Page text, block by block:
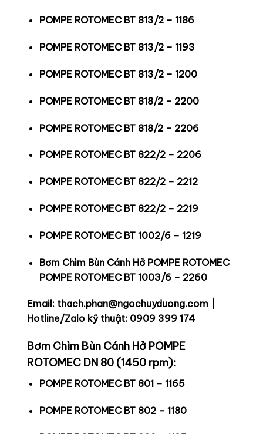
POMPE ROTOMEC BT 813/2 – 1186
POMPE ROTOMEC BT 813/2 – 1193
POMPE ROTOMEC BT 813/2 – 1200
POMPE ROTOMEC BT 818/2 – 2200
POMPE ROTOMEC BT 818/2 – 2206
POMPE ROTOMEC BT 822/2 – 2206
POMPE ROTOMEC BT 822/2 – 2212
POMPE ROTOMEC BT 822/2 – 2219
POMPE ROTOMEC BT 1002/6 – 1219
Bơm Chìm Bùn Cánh Hở POMPE ROTOMEC
POMPE ROTOMEC BT 1003/6 – 2260
Email: thach.phan@ngochuyduong.com |
Hotline/Zalo kỹ thuật: 0909 399 174
Bơm Chìm Bùn Cánh Hở POMPE
ROTOMEC DN 80 (1450 rpm):
POMPE ROTOMEC BT 801 – 1165
POMPE ROTOMEC BT 802 – 1180